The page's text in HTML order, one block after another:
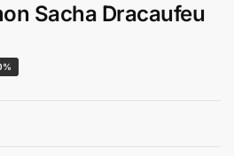
Sacha Dracaufeu